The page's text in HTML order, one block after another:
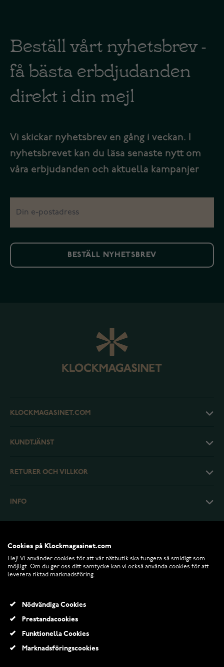
Beställ vårt nyhetsbrev -
få bästa erbdjudanden
direkt i din mejl
Vi skickar nyhetsbrev en gång i veckan. I
nyhetsbrevet kan du läsa senaste nytt om
våra erbjudanden och aktuella kampanjer
BESTÄLL NYHETSBREV
KLOCKMAGASINET.COM
KUNDTJÄNST
RETURER OCH VILLKOR
INFO
© 2026 Klockmagasinet.com
Cookies på Klockmagasinet.com
Hej! Vi använder cookies för att vår nätbutik ska fungera så smidigt som
möjligt. Om du ger oss ditt samtycke kan vi också använda cookies för att
leverera riktad marknadsföring.
Nödvändiga Cookies
Prestandacookies
Funktionella Cookies
Marknadsföringscookies